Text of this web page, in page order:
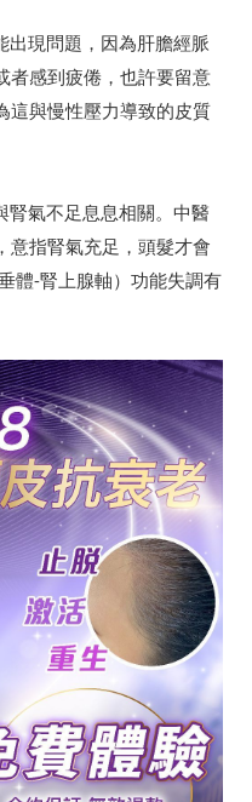
出現問題，因為肝膽經脈
者感到疲倦，也許要留意
這與慢性壓力導致的皮質
腎氣不足息息相關。中醫
意指腎氣充足，頭髮才會
體-腎上腺軸）功能失調有